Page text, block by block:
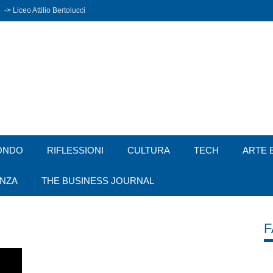
-> Liceo Attilio Bertolucci
RIFLESSIONI CULTURA TECH ARTE
THE BUSINESS JOURNAL